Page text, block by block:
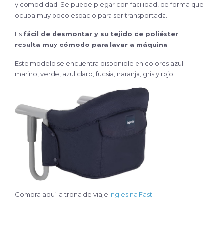
y comodidad. Se puede plegar con facilidad, de forma que
ocupa muy poco espacio para ser transportada.
Es fácil de desmontar y su tejido de poliéster
resulta muy cómodo para lavar a máquina
Este modelo se encuentra disponible en colores azul
marino, verde, azul claro, fucsia, naranja, gris y rojo.
Compra aquí la trona de viaje Inglesina Fast